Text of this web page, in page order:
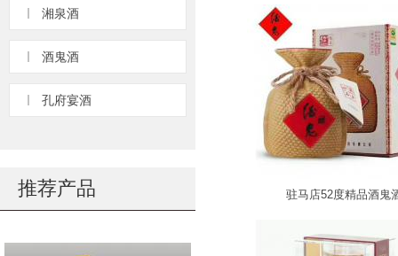
湘泉酒
酒鬼酒
孔府宴酒
推荐产品 驻马店52度精品酒鬼